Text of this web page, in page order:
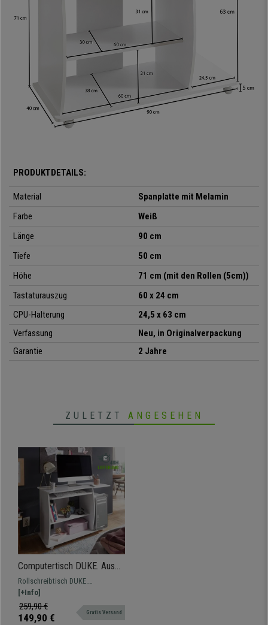
Tastaturauszug und CPU-Halter
Ablage unterhalb der Tischplatte
Tischrollen zur Mobilisierung
Einfache Montage mit Anleitung
PRODUKTDETAILS:
Material
Spanplatte mit Melamin
Farbe
Weiß
Länge
90 cm
Tiefe
50 cm
Höhe
71 cm (mit den Rollen (5cm))
Tastaturauszug
60 x 24 cm
CPU-Halterung
24,5 x 63 cm
Verfassung
Neu, in Originalverpackung
Garantie
2 Jahre
ZULETZT ANGESEHEN
Computertisch DUKE. Aus
Holz, mit Rollen und
Tastaturauszug,
Abmessungen 90 x 50 x71
cm, Farbe Weiß
Rollschreibtisch DUKE.
Abmessungen 90 x 50 cm x 72 cm
Der perfekte mobile PC-Tisch, mit
dem Sie alles unter Kontrolle
[+Info]
259,90 €
149,90 € Gratis Versand